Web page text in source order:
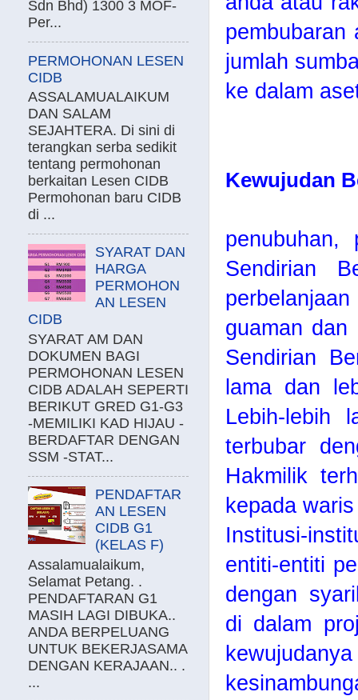
pembubaran
jumlah
ke dalam
Kewujudan
penubuhan,
Sendirian
guaman dan
Sendirian
lama dan
Lebih-lebih
terbubar
Hakmilik
kepada
Institusi-
entiti-entiti
dengan
di dalam
Sdn Bhd) 1300 3 MOF-
Per...
PERMOHONAN LESEN
CIDB
ASSALAMUALAIKUM
DAN SALAM
SEJAHTERA. Di sini di
terangkan serba sedikit
tentang permohonan
berkaitan Lesen CIDB
Permohonan baru CIDB
di ...
SYARAT DAN
HARGA
PERMOHON
AN LESEN
CIDB
SYARAT AM DAN
DOKUMEN BAGI
PERMOHONAN LESEN
CIDB ADALAH SEPERTI
BERIKUT GRED G1-G3
-MEMILIKI KAD HIJAU -
BERDAFTAR DENGAN
SSM -STAT...
PENDAFTAR
AN LESEN
CIDB G1
(KELAS F)
Assalamualaikum,
Selamat Petang. .
PENDAFTARAN G1
MASIH LAGI DIBUKA..
ANDA BERPELUANG
UNTUK BEKERJASAMA
DENGAN KERAJAAN.. .
...